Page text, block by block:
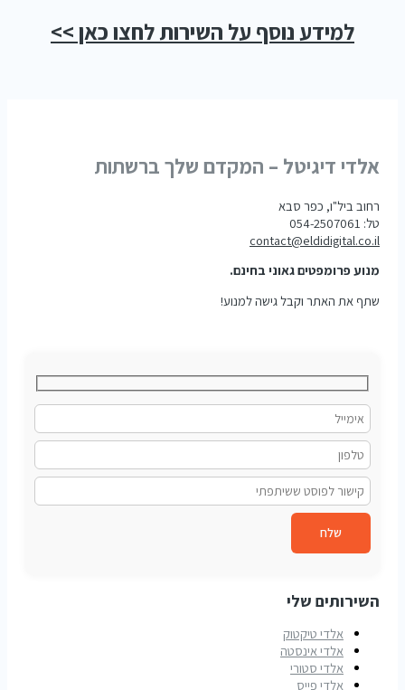
למידע נוסף על השירות לחצו כאן >>
אלדי דיגיטל – המקדם שלך ברשתות
רחוב ביל"ו, כפר סבא
טל: 054-2507061
contact@eldidigital.co.il
מנוע פרומפטים גאוני בחינם.
שתף את האתר וקבל גישה למנוע!
שלח
השירותים שלי
אלדי טיקטוק
אלדי אינסטה
אלדי סטורי
אלדי פייס